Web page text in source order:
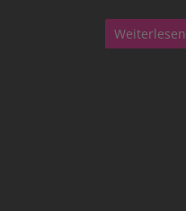
Weiterlesen